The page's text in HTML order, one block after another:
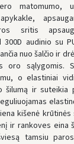
80 € PRISTATOME
PRISTATYMO TRŪKSTA:
ir gali
užimtumo.
matomumo,
sritis
300D audinio su
nuo šalčio ir
oro sąlygomis.
o elastiniai
šilumą ir suteikia
kišenė
ir rankoves eina
tamsiu